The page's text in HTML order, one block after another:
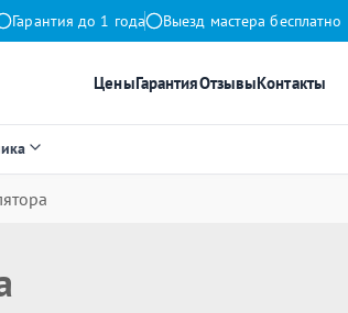
Гарантия до 1 года Выезд мастера бесплатно
ЦеныГарантияОтзывыКонтакты